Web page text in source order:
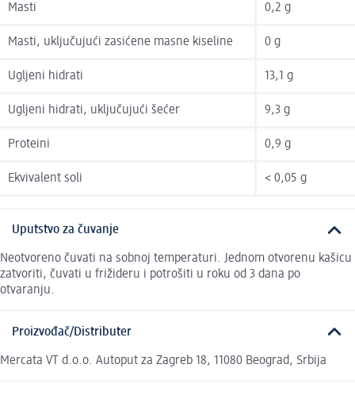
Masti 0,2 g
Masti, uključujući zasićene masne kiseline 0 g
Ugljeni hidrati 13,1 g
Ugljeni hidrati, uključujući šećer 9,3 g
Proteini 0,9 g
Ekvivalent soli < 0,05 g
Uputstvo za čuvanje
Neotvoreno čuvati na sobnoj temperaturi. Jednom otvorenu kašicu
zatvoriti, čuvati u frižideru i potrošiti u roku od 3 dana po
otvaranju.
Proizvođač/Distributer
Mercata VT d.o.o. Autoput za Zagreb 18, 11080 Beograd, Srbija